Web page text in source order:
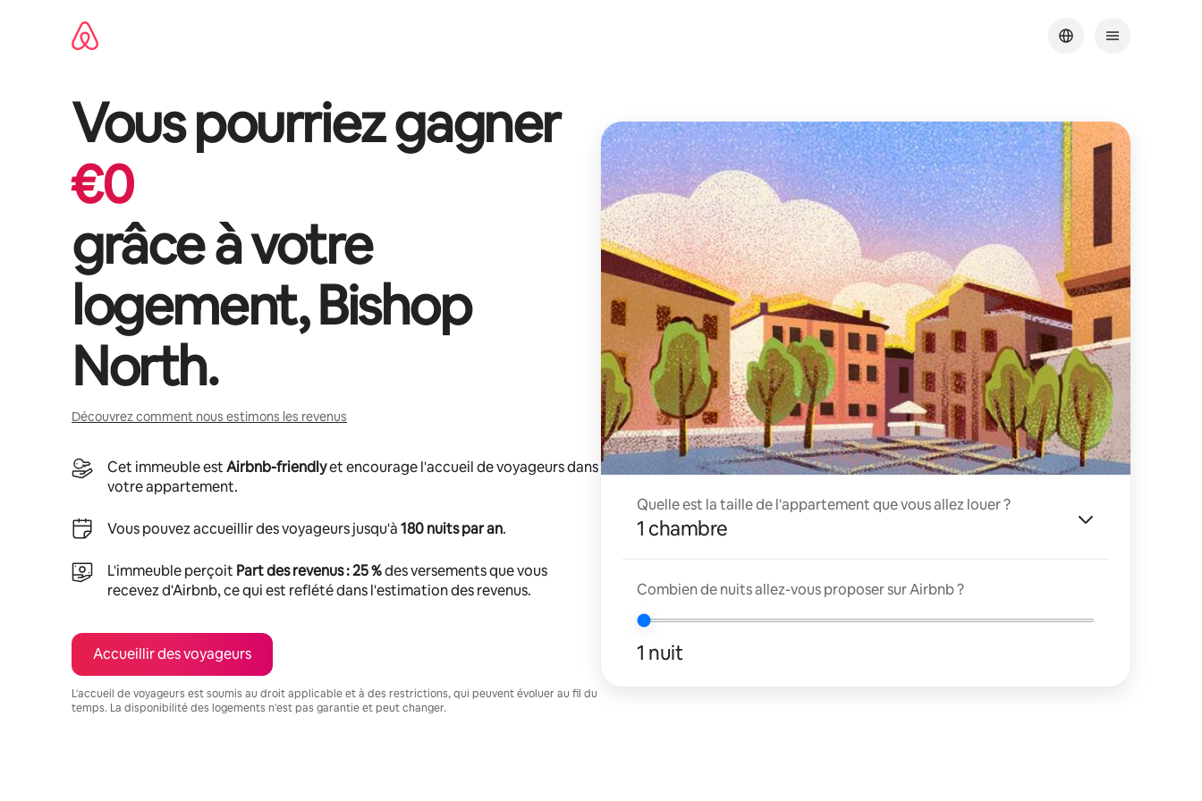
Vous pourriez gagner
€0
grâce à votre
logement,Bishop
North.
Découvrez comment nous estimons les revenus
Cet immeuble estAirbnb-friendlyet encourage l'accueil de voyageurs dans
votre appartement.
Vous pouvez accueillir des voyageurs jusqu'à180 nuits par an.
L'immeuble perçoit Part des revenus : 25 %des versements que vous
recevez d'Airbnb, ce qui est reflété dans l'estimation des revenus.
Accueillir des voyageurs
L'accueil de voyageurs est soumis au droit applicable et à des restrictions, qui peuvent évoluer au fil du
temps. La disponibilité des logements n'est pas garantie et peut changer.
Quelle est la taille de l'appartement que vous allez louer ?
1 chambre
Combien de nuits allez-vous proposer sur Airbnb ?
1 nuit